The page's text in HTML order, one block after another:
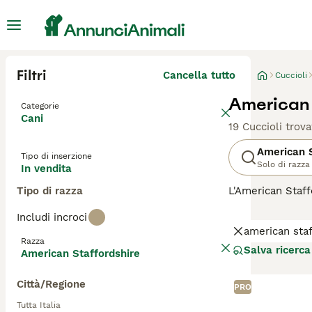
Filtri Cancella tutto
Categorie
Cani
Tipo di inserzione
In vendita
Tipo di razza
Includi incroci
Razza
American Staffordshire
Città/Regione
Tutta Italia
Cuccioli
19 Cuccioli
American
Solo di razza
L'American
i bambini.
meticci. Gli
american
Salva ricerca
PRO